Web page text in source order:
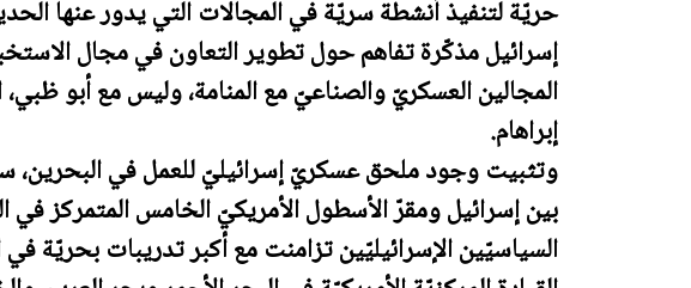
حريّة لتنفيذ أنشطة سريّة في المجالات التي يدور عنها
إسرائيل مذكّرة تفاهم حول تطوير التعاون في مجال
المجالين العسكريّ والصناعيّ مع المنامة، وليس مع أبو
إبراهام.
وتثبيت وجود ملحق عسكريّ إسرائيليّ للعمل في
بين إسرائيل ومقرّ الأسطول الأمريكيّ الخامس المتمركز في
السياسيّين الإسرائيليّين تزامنت مع أكبر تدريبات بحريّة